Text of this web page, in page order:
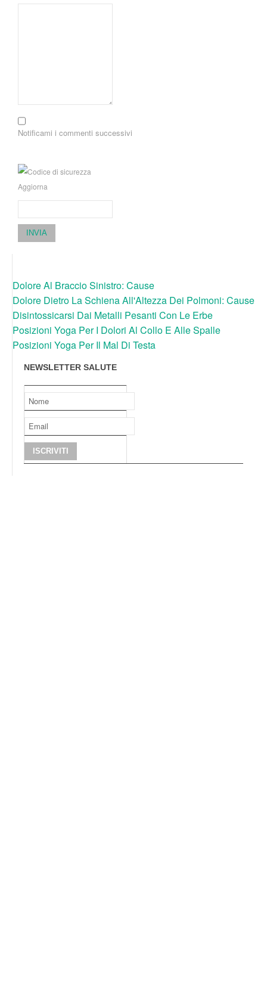
Notificami i commenti successivi
Aggiorna
INVIA
Dolore Al Braccio Sinistro: Cause
Dolore Dietro La Schiena All'Altezza Dei Polmoni: Cause
Disintossicarsi Dai Metalli Pesanti Con Le Erbe
Posizioni Yoga Per I Dolori Al Collo E Alle Spalle
Posizioni Yoga Per Il Mal Di Testa
NEWSLETTER SALUTE